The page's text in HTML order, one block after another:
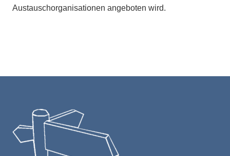
Austauschorganisationen angeboten wird.